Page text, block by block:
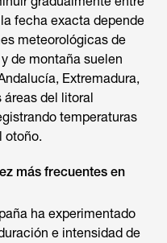
fecha exacta depende
meteorológicas de
de montaña suelen
Extremadura,
áreas del litoral
temperaturas
otoño.
más frecuentes en
ha experimentado
e intensidad de